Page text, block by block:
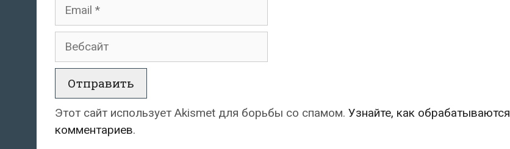
Вебсайт
Этот сайт использует Akismet для борьбы со спамом. Узнайте, как
комментариев.